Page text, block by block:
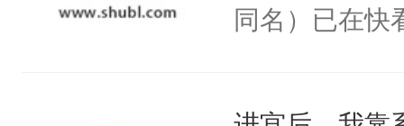
同名）已在快